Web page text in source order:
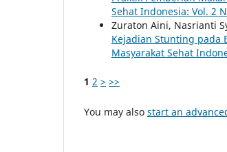
Sehat Indonesia: Vol. 2
Zuraton Aini, Nasrianti
Kejadian Stunting pada
Masyarakat Sehat
1 2 > >>
You may also start an